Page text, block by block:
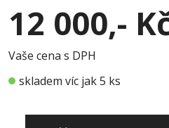
12 000,-
Vaše cena s DPH
skladem víc jak 5 ks